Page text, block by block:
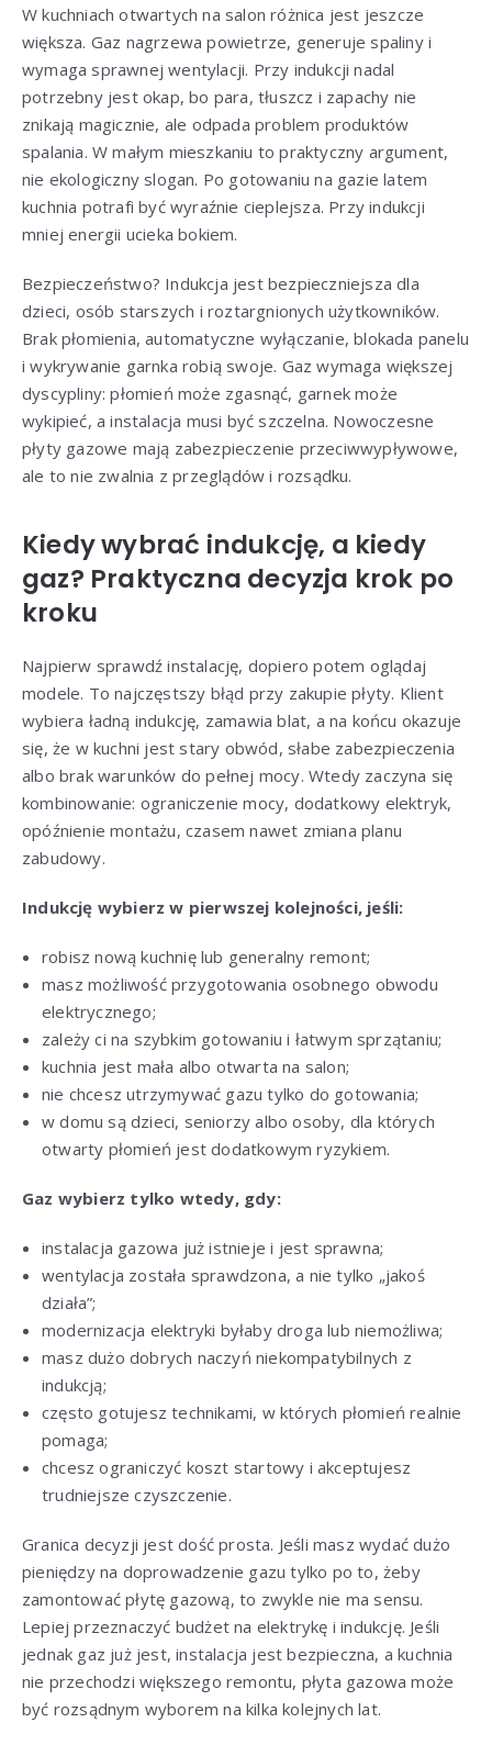
W kuchniach otwartych na salon różnica jest jeszcze
większa. Gaz nagrzewa powietrze, generuje spaliny i
wymaga sprawnej wentylacji. Przy indukcji nadal
potrzebny jest okap, bo para, tłuszcz i zapachy nie
znikają magicznie, ale odpada problem produktów
spalania. W małym mieszkaniu to praktyczny argument,
nie ekologiczny slogan. Po gotowaniu na gazie latem
kuchnia potrafi być wyraźnie cieplejsza. Przy indukcji
mniej energii ucieka bokiem.
Bezpieczeństwo? Indukcja jest bezpieczniejsza dla
dzieci, osób starszych i roztargnionych użytkowników.
Brak płomienia, automatyczne wyłączanie, blokada panelu
i wykrywanie garnka robią swoje. Gaz wymaga większej
dyscypliny: płomień może zgasnąć, garnek może
wykipieć, a instalacja musi być szczelna. Nowoczesne
płyty gazowe mają zabezpieczenie przeciwwypływowe,
ale to nie zwalnia z przeglądów i rozsądku.
Kiedy wybrać indukcję, a kiedy
gaz? Praktyczna decyzja krok po
kroku
Najpierw sprawdź instalację, dopiero potem oglądaj
modele. To najczęstszy błąd przy zakupie płyty. Klient
wybiera ładną indukcję, zamawia blat, a na końcu okazuje
się, że w kuchni jest stary obwód, słabe zabezpieczenia
albo brak warunków do pełnej mocy. Wtedy zaczyna się
kombinowanie: ograniczenie mocy, dodatkowy elektryk,
opóźnienie montażu, czasem nawet zmiana planu
zabudowy.
Indukcję wybierz w pierwszej kolejności, jeśli:
robisz nową kuchnię lub generalny remont;
masz możliwość przygotowania osobnego obwodu
elektrycznego;
zależy ci na szybkim gotowaniu i łatwym sprzątaniu;
kuchnia jest mała albo otwarta na salon;
nie chcesz utrzymywać gazu tylko do gotowania;
w domu są dzieci, seniorzy albo osoby, dla których
otwarty płomień jest dodatkowym ryzykiem.
Gaz wybierz tylko wtedy, gdy:
instalacja gazowa już istnieje i jest sprawna;
wentylacja została sprawdzona, a nie tylko „jakoś
działa”;
modernizacja elektryki byłaby droga lub niemożliwa;
masz dużo dobrych naczyń niekompatybilnych z
indukcją;
często gotujesz technikami, w których płomień realnie
pomaga;
chcesz ograniczyć koszt startowy i akceptujesz
trudniejsze czyszczenie.
Granica decyzji jest dość prosta. Jeśli masz wydać dużo
pieniędzy na doprowadzenie gazu tylko po to, żeby
zamontować płytę gazową, to zwykle nie ma sensu.
Lepiej przeznaczyć budżet na elektrykę i indukcję. Jeśli
jednak gaz już jest, instalacja jest bezpieczna, a kuchnia
nie przechodzi większego remontu, płyta gazowa może
być rozsądnym wyborem na kilka kolejnych lat.